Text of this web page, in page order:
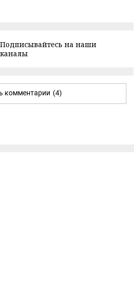
Подписывайтесь на наши
каналы
комментарии (4)